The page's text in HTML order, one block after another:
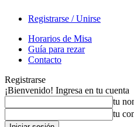
Registrarse / Unirse
Horarios de Misa
Guía para rezar
Contacto
Registrarse
¡Bienvenido! Ingresa en tu cuenta
tu
tu